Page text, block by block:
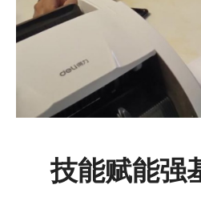
技能赋能强